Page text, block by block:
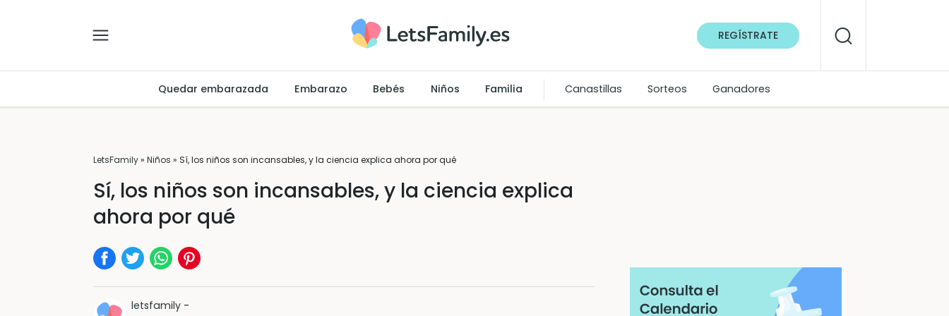
REGÍSTRATE
Quedar embarazada Embarazo Bebés Niños Familia Canastillas Sorteos Ganadores
LetsFamily» Niños » Sí, los niños son incansables, y la ciencia explica ahora por qué
Sí, los niños son incansables, y la ciencia explica
ahora por qué
letsfamily -